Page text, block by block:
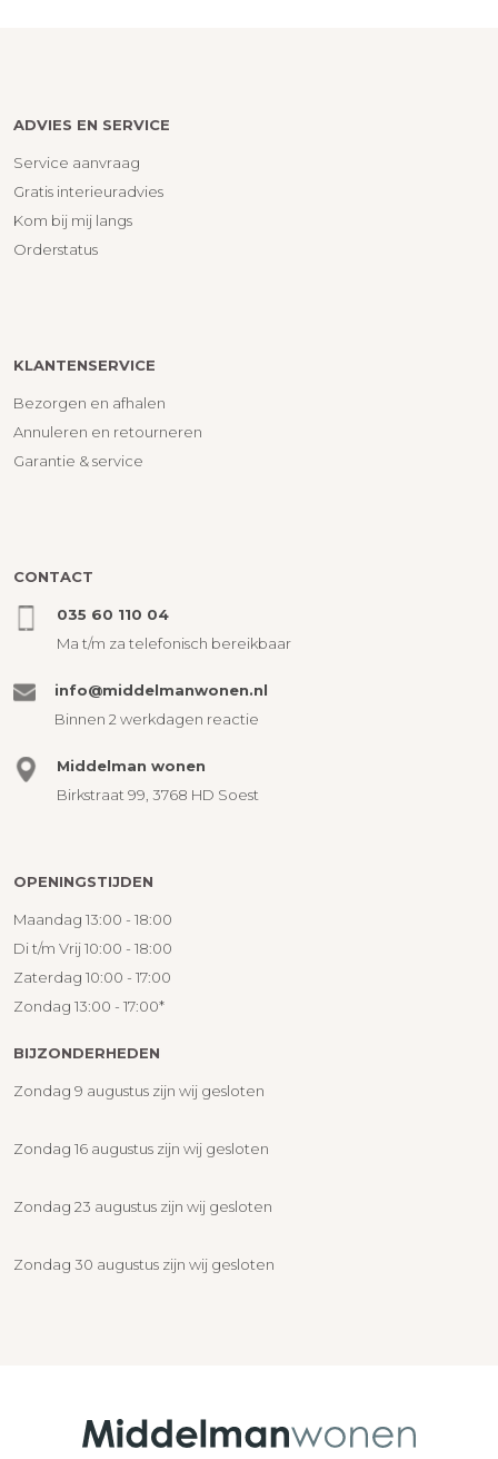
ADVIES EN SERVICE
Service aanvraag
Gratis interieuradvies
Kom bij mij langs
Orderstatus
KLANTENSERVICE
Bezorgen en afhalen
Annuleren en retourneren
Garantie & service
CONTACT
035 60 110 04
Ma t/m za telefonisch bereikbaar
info@middelmanwonen.nl
Binnen 2 werkdagen reactie
Middelman wonen
Birkstraat 99, 3768 HD Soest
OPENINGSTIJDEN
Maandag 13:00 - 18:00
Di t/m Vrij 10:00 - 18:00
Zaterdag 10:00 - 17:00
Zondag 13:00 - 17:00*
BIJZONDERHEDEN
Zondag 9 augustus zijn wij gesloten
Zondag 16 augustus zijn wij gesloten
Zondag 23 augustus zijn wij gesloten
Zondag 30 augustus zijn wij gesloten